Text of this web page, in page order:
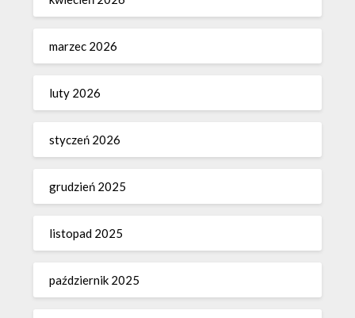
marzec 2026
luty 2026
styczeń 2026
grudzień 2025
listopad 2025
październik 2025